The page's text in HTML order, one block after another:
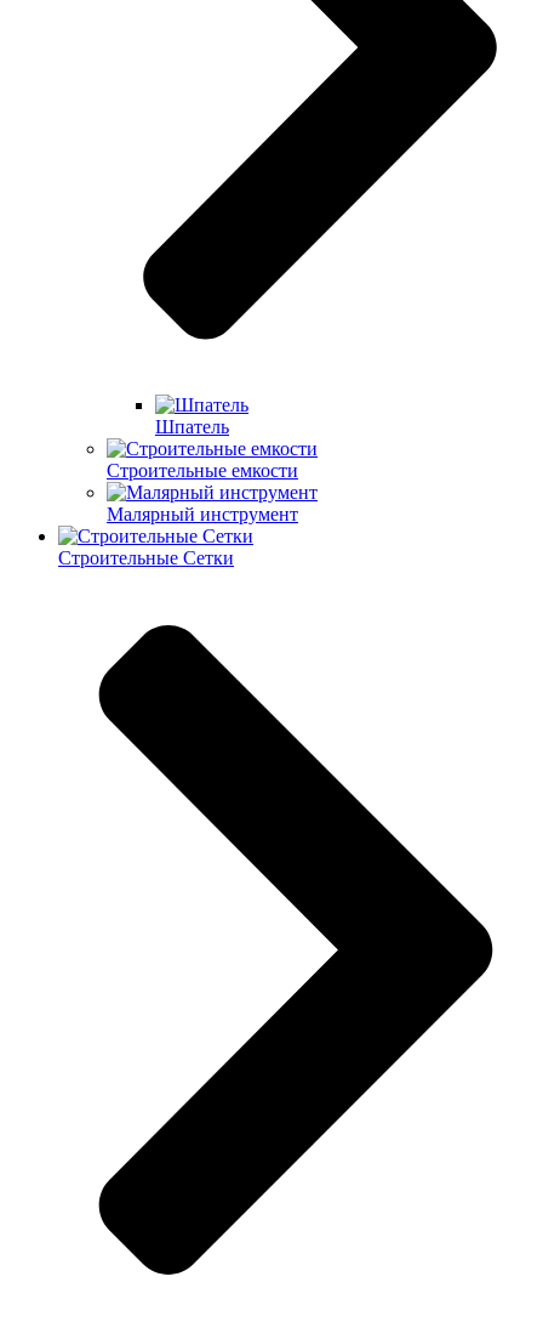
Шпатель
Строительные емкости
Малярный инструмент
Строительные Сетки